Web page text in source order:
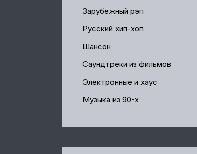
Зарубежный рэп
Русский хип-хоп
Шансон
Саундтреки из фильмов
Электронные и хаус
Музыка из 90-х